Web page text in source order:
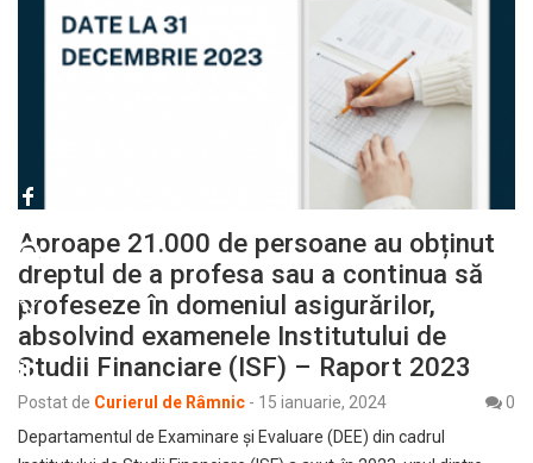
Aproape 21.000 de persoane au obținut
dreptul de a profesa sau a continua să
profeseze în domeniul asigurărilor,
absolvind examenele Institutului de
Studii Financiare (ISF) – Raport 2023
Postat de Curierul de Râmnic - 15 ianuarie, 2024
0
Departamentul de Examinare și Evaluare (DEE) din cadrul